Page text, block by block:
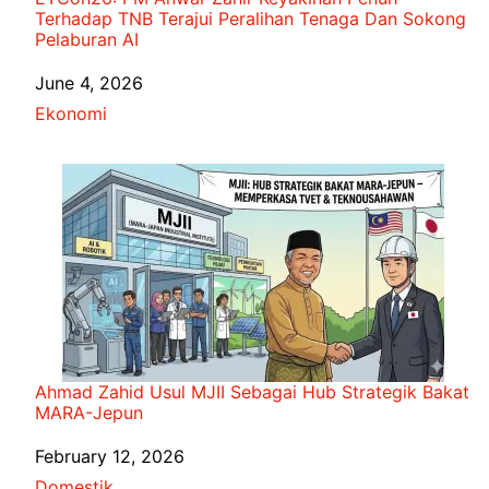
Terhadap TNB Terajui Peralihan Tenaga Dan Sokong
Pelaburan AI
Date
June 4, 2026
In relation to
Ekonomi
Ahmad Zahid Usul MJII Sebagai Hub Strategik Bakat
MARA-Jepun
Date
February 12, 2026